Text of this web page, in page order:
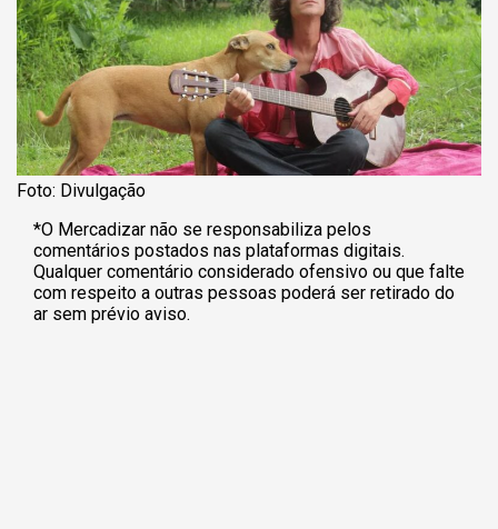
Foto: Divulgação
*O Mercadizar não se responsabiliza pelos
comentários postados nas plataformas digitais.
Qualquer comentário considerado ofensivo ou que falte
com respeito a outras pessoas poderá ser retirado do
ar sem prévio aviso.